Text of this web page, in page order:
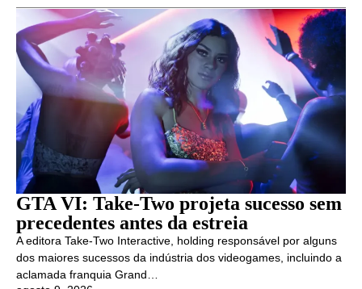
GTA VI: Take-Two projeta sucesso sem
precedentes antes da estreia
A editora Take-Two Interactive, holding responsável por alguns
dos maiores sucessos da indústria dos videogames, incluindo a
aclamada franquia Grand…